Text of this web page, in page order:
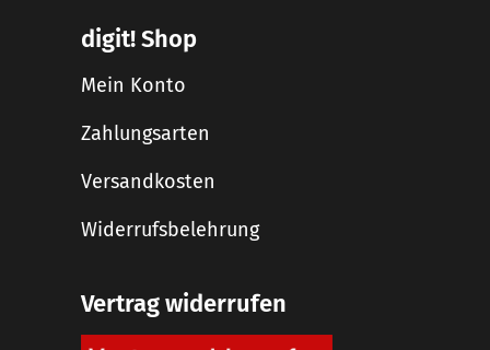
digit! Shop
Mein Konto
Zahlungsarten
Versandkosten
Widerrufsbelehrung
Vertrag widerrufen